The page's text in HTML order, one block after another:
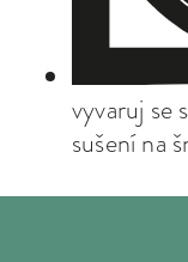
vyvaruj se
sušení na